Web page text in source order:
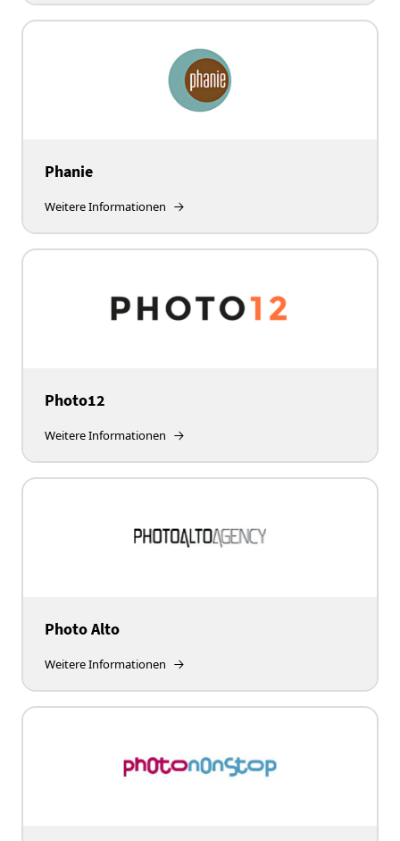
Phanie
Weitere Informationen
Photo12
Weitere Informationen
Photo Alto
Weitere Informationen